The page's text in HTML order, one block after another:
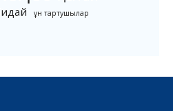
ұн тартушылар